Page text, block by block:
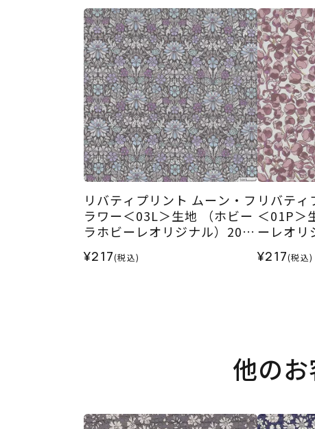
リバティプリント ムーン・フ
ラワー＜03L＞生地 （ホビー
ラホビーレオリジナル）2024
¥217(税込)
リバティ
＜01P＞
ーレオリ
¥217(税込)
他の